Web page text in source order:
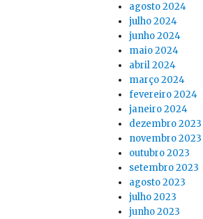
agosto 2024
julho 2024
junho 2024
maio 2024
abril 2024
março 2024
fevereiro 2024
janeiro 2024
dezembro 2023
novembro 2023
outubro 2023
setembro 2023
agosto 2023
julho 2023
junho 2023